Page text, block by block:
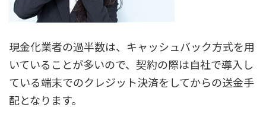
現金化業者の過半数は、キャッシュバック方式を用
いていることが多いので、契約の際は自社で導入し
ている端末でのクレジット決済をしてからの送金手
配となります。